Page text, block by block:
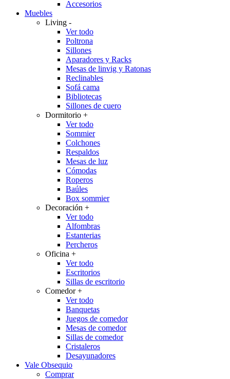
Accesorios
Muebles
Living -
Ver todo
Poltrona
Sillones
Aparadores y Racks
Mesas de linvig y Ratonas
Reclinables
Sofá cama
Bibliotecas
Sillones de cuero
Dormitorio +
Ver todo
Sommier
Colchones
Respaldos
Mesas de luz
Cómodas
Roperos
Baúles
Box sommier
Decoración +
Ver todo
Alfombras
Estanterias
Percheros
Oficina +
Ver todo
Escritorios
Sillas de escritorio
Comedor+
Ver todo
Banquetas
Juegos de comedor
Mesas de comedor
Sillas de comedor
Cristaleros
Desayunadores
Vale Obsequio
Comprar